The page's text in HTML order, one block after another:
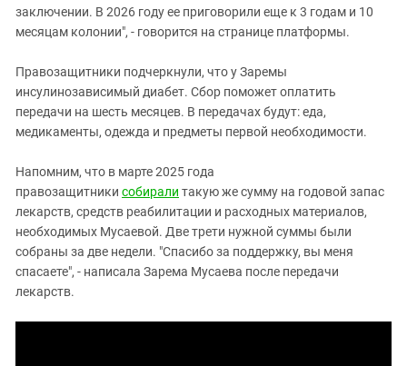
заключении. В 2026 году ее приговорили еще к 3 годам и 10
месяцам колонии", - говорится на странице платформы.
Правозащитники подчеркнули, что у Заремы
инсулинозависимый диабет. Сбор поможет оплатить
передачи на шесть месяцев. В передачах будут: еда,
медикаменты, одежда и предметы первой необходимости.
Напомним, что в марте 2025 года
правозащитники собирали такую же сумму на годовой запас
лекарств, средств реабилитации и расходных материалов,
необходимых Мусаевой. Две трети нужной суммы были
собраны за две недели. "Спасибо за поддержку, вы меня
спасаете", - написала Зарема Мусаева после передачи
лекарств.